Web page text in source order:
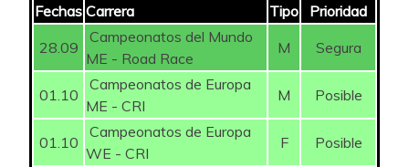
Fechas Carrera Tipo
Prioridad
28.09
Campeonatos del Mundo
ME - Road Race
M Segura
01.10
Campeonatos de Europa
ME - CRI
M Posible
01.10
Campeonatos de Europa
WE - CRI
F Posible